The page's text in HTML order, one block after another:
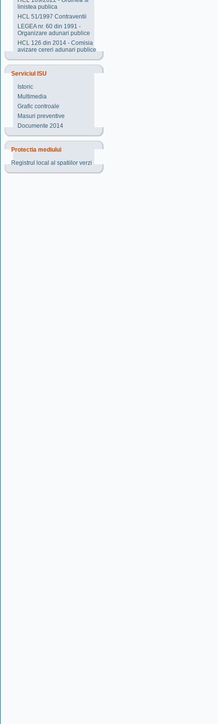
linistea publica
HCL 51/1997 Contraventii
LEGEA nr. 60 din 1991 -
Organizare adunari publice
HCL 126 din 2014 - Comisia
avizare cereri adunari publice
Serviciul ISU
Istoric
Multimedia
Grafic controale
Masuri preventive
Documente 2014
Protectia mediului
Registrul local al spatiilor verzi